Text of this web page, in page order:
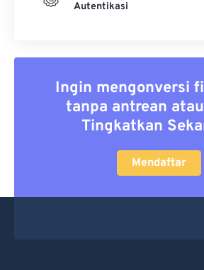
Autentikasi
Ingin mengonversi
tanpa antrean
Tingkatkan
Mendaftar